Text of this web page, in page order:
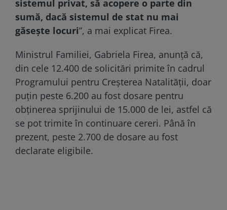
sistemul privat, să acopere o parte din
sumă, dacă sistemul de stat nu mai
găseşte locuri”, a mai explicat Firea.
Ministrul Familiei, Gabriela Firea, anunţă că,
din cele 12.400 de solicitări primite în cadrul
Programului pentru Creşterea Natalităţii, doar
puţin peste 6.200 au fost dosare pentru
obţinerea sprijinului de 15.000 de lei, astfel că
se pot trimite în continuare cereri. Până în
prezent, peste 2.700 de dosare au fost
declarate eligibile.